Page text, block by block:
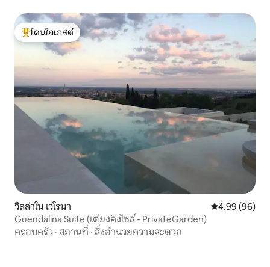
โดนใจเกสต์ที่สุด
โดนใจเกสต์
วิลล่าใน เวโรนา คะแนนเฉลี่ย
4.99 (96)
Guendalina Suite (เตียงคิงไซส์ - PrivateGarden)
ครอบครัว · สถานที่ · สิ่งอำนวยความสะดวก